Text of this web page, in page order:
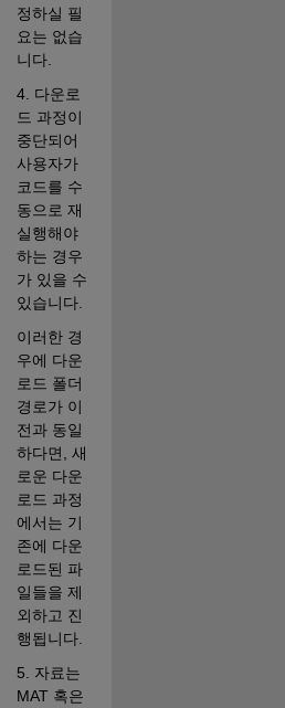
정하실 필
요는 없습
니다.
4. 다운로
드 과정이
중단되어
사용자가
코드를 수
동으로 재
실행해야
하는 경우
가 있을 수
이러한 경
우에 다운
로드 폴더
경로가 이
전과 동일
하다면, 새
로운 다운
로드 과정
에서는 기
존에 다운
로드된 파
일들을 제
외하고 진
행됩니다.
5. 자료는
MAT 혹은